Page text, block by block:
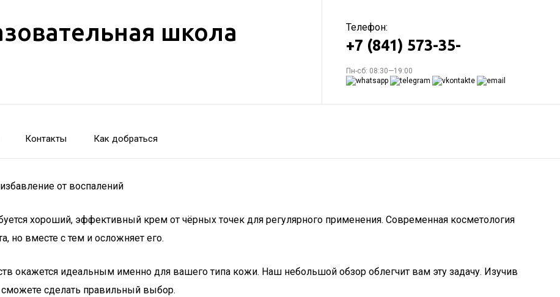
школа Телефон:
+7 (841) 573-35-
Пн-сб: 08:30—19:00
Контакты Как добраться
от воспалений
хороший, эффективный крем от чёрных точек для регулярного применения. Современная косметология
но вместе с тем и осложняет его.
окажется идеальным именно для вашего типа кожи. Наш небольшой обзор облегчит вам эту задачу. Изучив
сделать правильный выбор.